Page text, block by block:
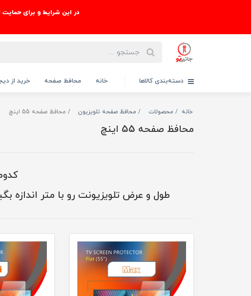
در این شرایط و برای حمایت
دسته‌بندی کالاها خانه محافظ صفحه خرید از
خانه محصولات محافظ صفحه تلویزیون محافظ صفحه 55 اینچ
محافظ صفحه 55 اینچ
طول و عرض تلویزیونت رو با متر اندازه